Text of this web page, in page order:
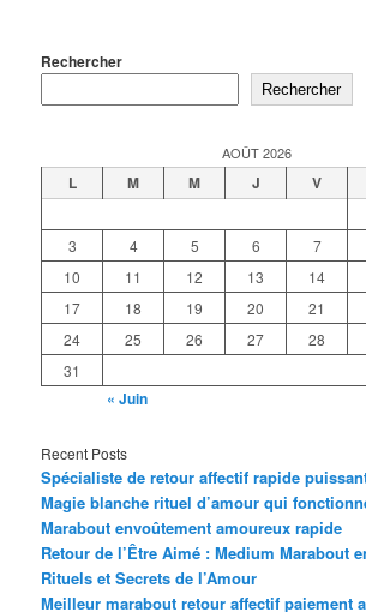
Rechercher
Rechercher
AOÛT 2026
L M M J V
3
4 5 6 7
10
11 12 13 14
17
18 19 20 21
24
25 26 27 28
31
« Juin
Recent Posts
Spécialiste de retour affectif rapide
Magie blanche rituel d’amour qui
Marabout envoûtement amoureux rapide
Retour de l’Être Aimé : Medium Marabout
Rituels et Secrets de l’Amour
Meilleur marabout retour affectif paiement